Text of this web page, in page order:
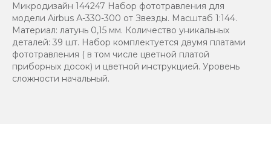
Микродизайн 144247 Набор фототравления для
модели Airbus А-330-300 от Звезды. Масштаб 1:144.
Материал: латунь 0,15 мм. Количество уникальных
деталей: 39 шт. Набор комплектуется двумя платами
фототравления ( в том числе цветной платой
приборных досок) и цветной инструкцией. Уровень
сложности начальный.